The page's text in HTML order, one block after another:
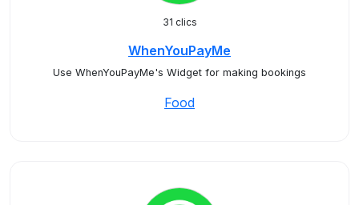
31 clics
WhenYouPayMe
Use WhenYouPayMe's Widget for making bookings
Food